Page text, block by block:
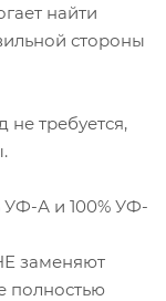
найти
стороны
не требуется,
УФ-А и 100% УФ-
заменяют
полностью